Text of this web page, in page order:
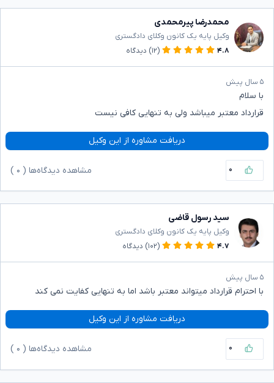
محمدرضا پیرمحمدی
وکیل پایه یک کانون وکلای دادگستری
۴.۸
(۱۲) دیدگاه
۵ سال پیش
با سلام
قرارداد معتبر میباشد ولی به تنهایی کافی نیست
دریافت مشاوره از این وکیل
۰ مشاهده دیدگاه‌ها ( ۰
سید رسول قاضی
وکیل پایه یک کانون وکلای دادگستری
۴.۷
(۱۰۲) دیدگاه
۵ سال پیش
با احترام قرارداد میتواند معتبر باشد اما به تنهایی کفایت نمی کند
دریافت مشاوره از این وکیل
۰ مشاهده دیدگاه‌ها ( ۰